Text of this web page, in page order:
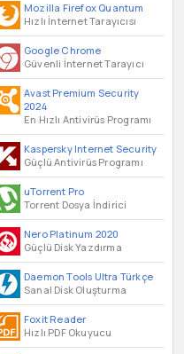
Mozilla Firefox Quantum
Hızlı İnternet Tarayıcısı
Google Chrome
Güvenli İnternet Tarayıcı
Avast Premium Security
2024
En Hızlı Antivirüs Programı
Kaspersky Internet Security
Güçlü Antivirüs Programı
uTorrent Pro
Torrent Dosya İndirici
Nero Platinum 2020
Güçlü Disk Yazdırma
Daemon Tools Ultra Türkçe
Sanal Disk Oluşturma
Foxit Reader
Hızlı PDF Okuyucu